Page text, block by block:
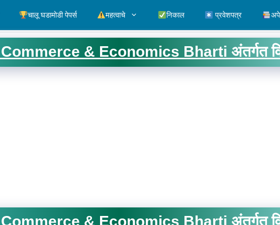
चालू घडामोडी पेपर्स महत्वाचे निकाल प्रवेशपत्र
& Economics Bharti अंतर्गत
& Economics Bharti अंतर्गत